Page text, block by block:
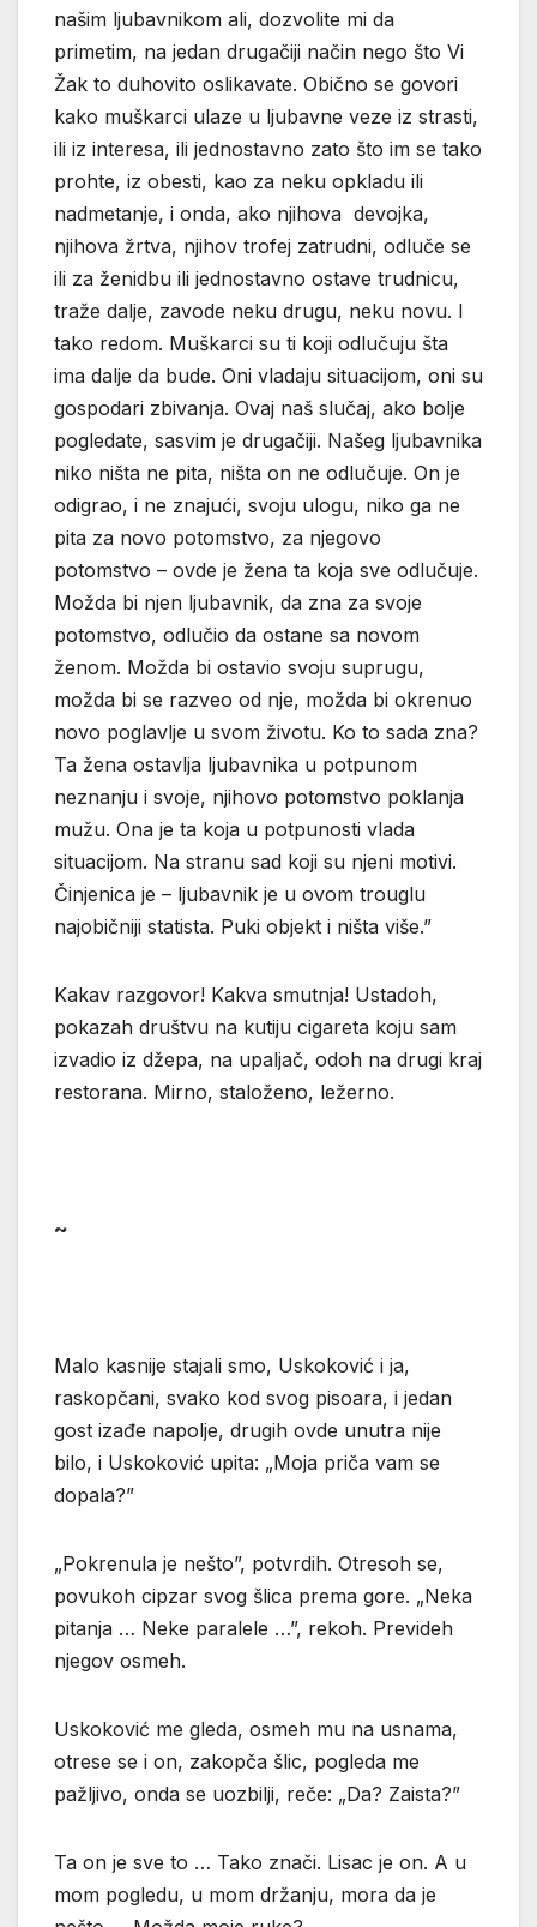
našim ljubavnikom ali, dozvolite mi da
primetim, na jedan drugačiji način nego što Vi
Žak to duhovito oslikavate. Obično se govori
kako muškarci ulaze u ljubavne veze iz strasti,
ili iz interesa, ili jednostavno zato što im se tako
prohte, iz obesti, kao za neku opkladu ili
nadmetanje, i onda, ako njihova devojka,
njihova žrtva, njihov trofej zatrudni, odluče se
ili za ženidbu ili jednostavno ostave trudnicu,
traže dalje, zavode neku drugu, neku novu. I
tako redom. Muškarci su ti koji odlučuju šta
ima dalje da bude. Oni vladaju situacijom, oni su
gospodari zbivanja. Ovaj naš slučaj, ako bolje
pogledate, sasvim je drugačiji. Našeg ljubavnika
niko ništa ne pita, ništa on ne odlučuje. On je
odigrao, i ne znajući, svoju ulogu, niko ga ne
pita za novo potomstvo, za njegovo
potomstvo – ovde je žena ta koja sve odlučuje.
Možda bi njen ljubavnik, da zna za svoje
potomstvo, odlučio da ostane sa novom
ženom. Možda bi ostavio svoju suprugu,
možda bi se razveo od nje, možda bi okrenuo
novo poglavlje u svom životu. Ko to sada zna?
Ta žena ostavlja ljubavnika u potpunom
neznanju i svoje, njihovo potomstvo poklanja
mužu. Ona je ta koja u potpunosti vlada
situacijom. Na stranu sad koji su njeni motivi.
Činjenica je – ljubavnik je u ovom trouglu
najobičniji statista. Puki objekt i ništa više.”
Kakav razgovor! Kakva smutnja! Ustadoh,
pokazah društvu na kutiju cigareta koju sam
izvadio iz džepa, na upaljač, odoh na drugi kraj
restorana. Mirno, staloženo, ležerno.
~
Malo kasnije stajali smo, Uskoković i ja,
raskopčani, svako kod svog pisoara, i jedan
gost izađe napolje, drugih ovde unutra nije
bilo, i Uskoković upita: „Moja priča vam se
dopala?”
„Pokrenula je nešto”, potvrdih. Otresoh se,
povukoh cipzar svog šlica prema gore. „Neka
pitanja … Neke paralele …”, rekoh. Prevideh
njegov osmeh.
Uskoković me gleda, osmeh mu na usnama,
otrese se i on, zakopča šlic, pogleda me
pažljivo, onda se uozbilji, reče: „Da? Zaista?”
Ta on je sve to … Tako znači. Lisac je on. A u
mom pogledu, u mom držanju, mora da je